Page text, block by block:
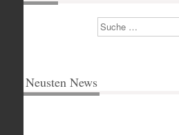
Suchen
Neusten News